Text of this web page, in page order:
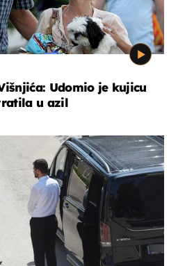
Udomio je kujicu
u azil